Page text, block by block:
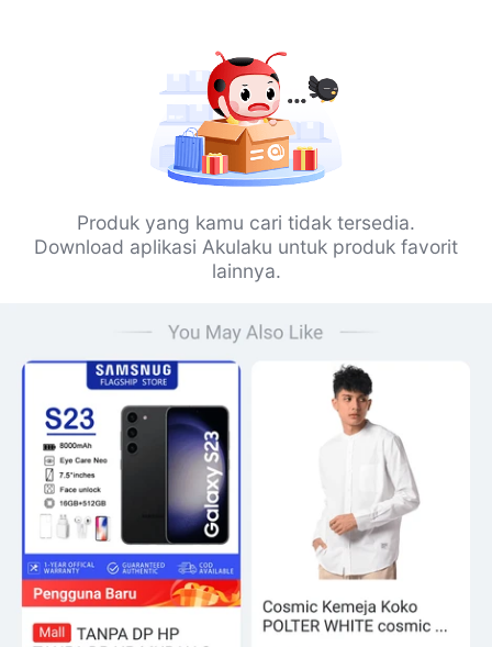
Produk yang kamu cari tidak tersedia.
Download aplikasi Akulaku untuk produk favorit
lainnya.